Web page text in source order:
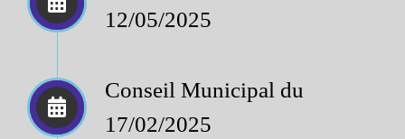
12/05/2025
Conseil Municipal du
17/02/2025